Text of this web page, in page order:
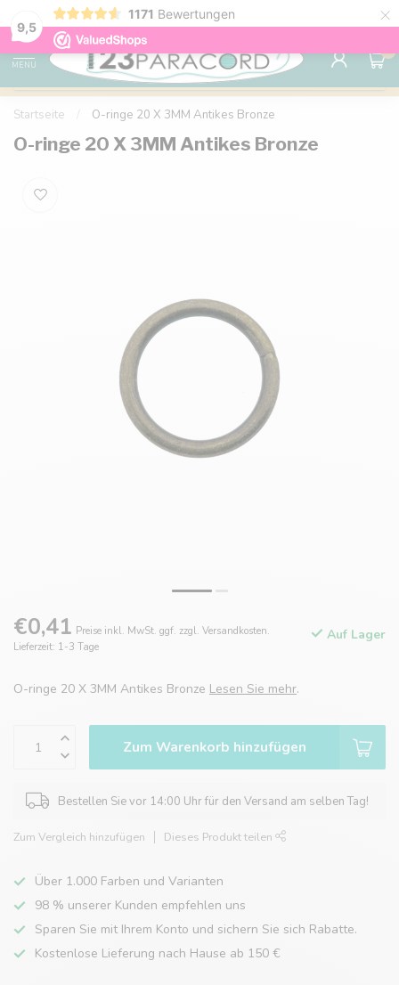
9,5
1171 Bewertungen ×
Kostenlose Lieferung nach Hause ab 150 €
MENU
0
Startseite O-ringe 20 X 3MM Antikes Bronze
O-ringe 20 X 3MM Antikes Bronze
€0,41 Preise inkl. MwSt. ggf. zzgl. Versandkosten.
Lieferzeit: 1-3 Tage
Auf Lager
O-ringe 20 X 3MM Antikes Bronze Lesen Sie mehr.
Zum Warenkorb hinzufügen
Bestellen Sie vor 14:00 Uhr für den Versand am selben Tag!
Zum Vergleich hinzufügen Dieses Produkt teilen
Über 1.000 Farben und Varianten
98 % unserer Kunden empfehlen uns
Sparen Sie mit Ihrem Konto und sichern Sie sich Rabatte.
Kostenlose Lieferung nach Hause ab 150 €